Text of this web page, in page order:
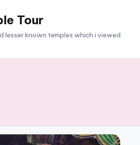
Tour
lesser known temples which i viewed